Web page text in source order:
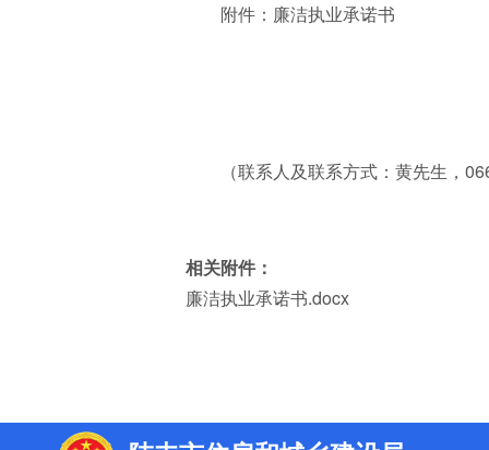
附件：廉洁执业承诺书
（联系人及联系方式：黄先生，
相关附件：
廉洁执业承诺书.docx